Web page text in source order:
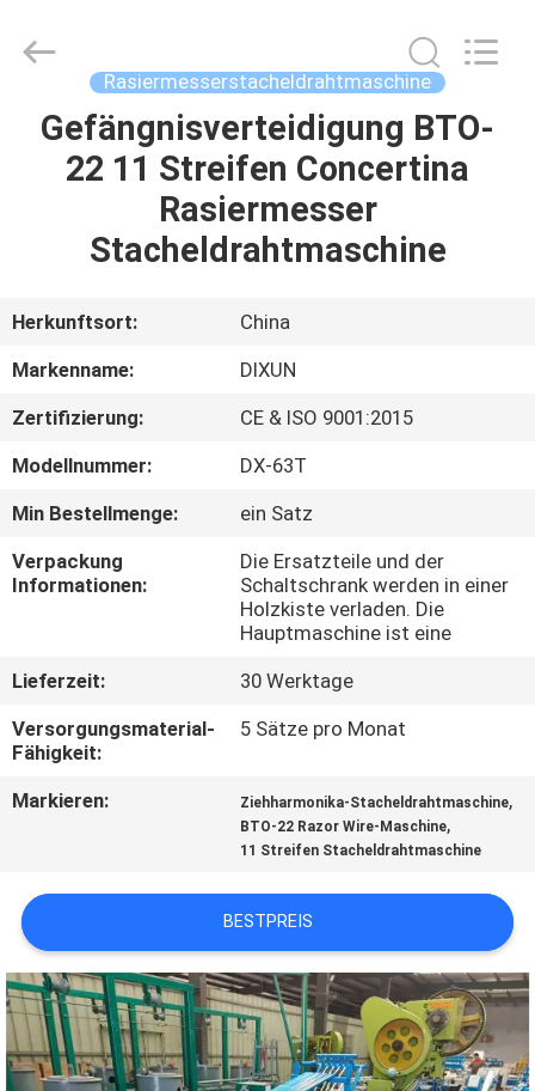
HAUS
PRODUKTE
SHOW
UNS
FABRIK-
AUSFLUG
QUALITÄTSKONTROLLE
SIE
MIT
VERBINDUNG
FORDERN
SIE EIN
ZITAT
Mesh
Products
Reserved.
Rasiermesserstacheldrahtmaschine
Gefängnisverteidigung BTO-
22 11 Streifen Concertina
Rasiermesser
Stacheldrahtmaschine
Herkunftsort:
China
Markenname:
DIXUN
Zertifizierung:
CE & ISO 9001:2015
Modellnummer:
DX-63T
Min Bestellmenge:
ein Satz
Verpackung
Informationen:
Die Ersatzteile und der
Schaltschrank werden in einer
Holzkiste verladen. Die
Hauptmaschine ist eine
Lieferzeit:
30 Werktage
Versorgungsmaterial-
Fähigkeit:
5 Sätze pro Monat
Markieren: Ziehharmonika-Stacheldrahtmaschine,
BTO-22 Razor Wire-Maschine,
11 Streifen Stacheldrahtmaschine
BESTPREIS